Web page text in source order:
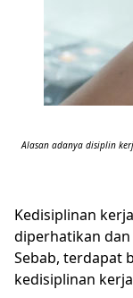
Alasan adanya disiplin
Kedisiplinan
diperhatikan
Sebab, terdapat
kedisiplinan